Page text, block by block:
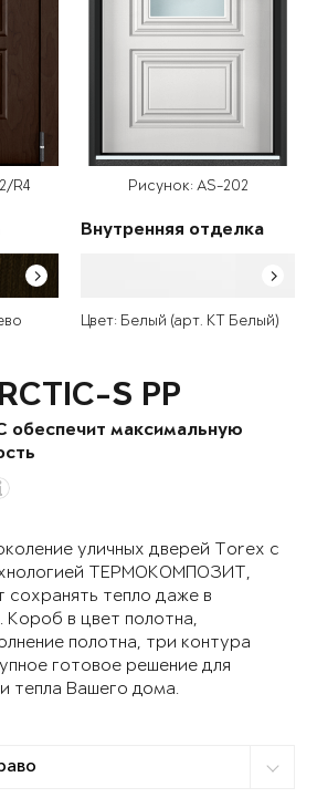
R4 Рисунок: AS-202
Внутренняя отделка
Цвет: Белый (арт. КТ Белый)
S PP
обеспечит максимальную
уличных дверей Torex с
ТЕРМОКОМПОЗИТ,
сохранять тепло даже в
Короб в цвет полотна,
полотна, три контура
готовое решение для
тепла Вашего дома.